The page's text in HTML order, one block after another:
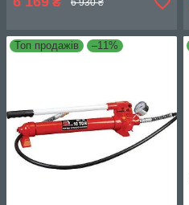
Топ продажів –11%